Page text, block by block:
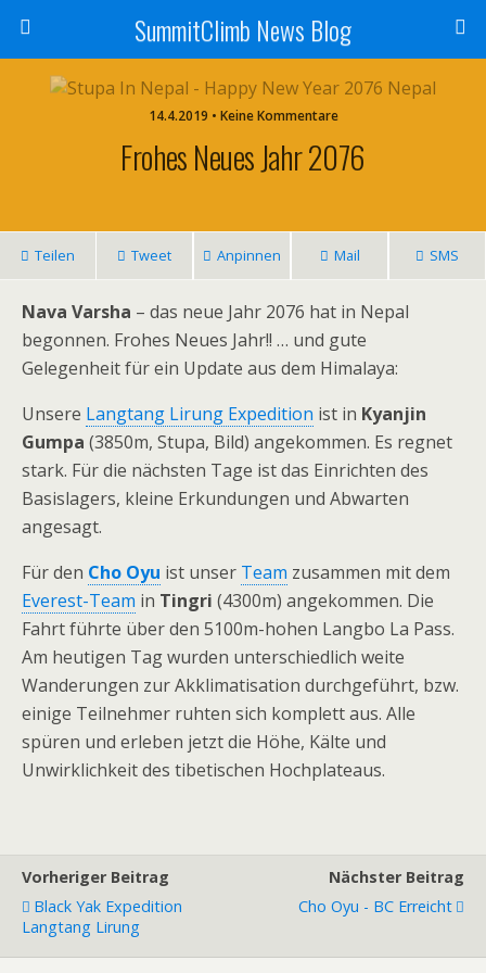
SummitClimb News Blog
14.4.2019 • Keine Kommentare
Frohes Neues Jahr 2076
Teilen Tweet Anpinnen Mail SMS
Nava Varsha – das neue Jahr 2076 hat in Nepal
begonnen. Frohes Neues Jahr!! … und gute
Gelegenheit für ein Update aus dem Himalaya:
Unsere Langtang Lirung Expedition ist in Kyanjin
Gumpa (3850m, Stupa, Bild) angekommen. Es regnet
stark. Für die nächsten Tage ist das Einrichten des
Basislagers, kleine Erkundungen und Abwarten
angesagt.
Für den Cho Oyu ist unser Team zusammen mit dem
Everest-Team in Tingri (4300m) angekommen. Die
Fahrt führte über den 5100m-hohen Langbo La Pass.
Am heutigen Tag wurden unterschiedlich weite
Wanderungen zur Akklimatisation durchgeführt, bzw.
einige Teilnehmer ruhten sich komplett aus. Alle
spüren und erleben jetzt die Höhe, Kälte und
Unwirklichkeit des tibetischen Hochplateaus.
Vorheriger Beitrag
Black Yak Expedition
Langtang Lirung
Nächster Beitrag
Cho Oyu - BC Erreicht